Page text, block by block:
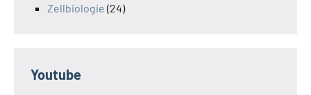
Zellbiologie (24)
Youtube